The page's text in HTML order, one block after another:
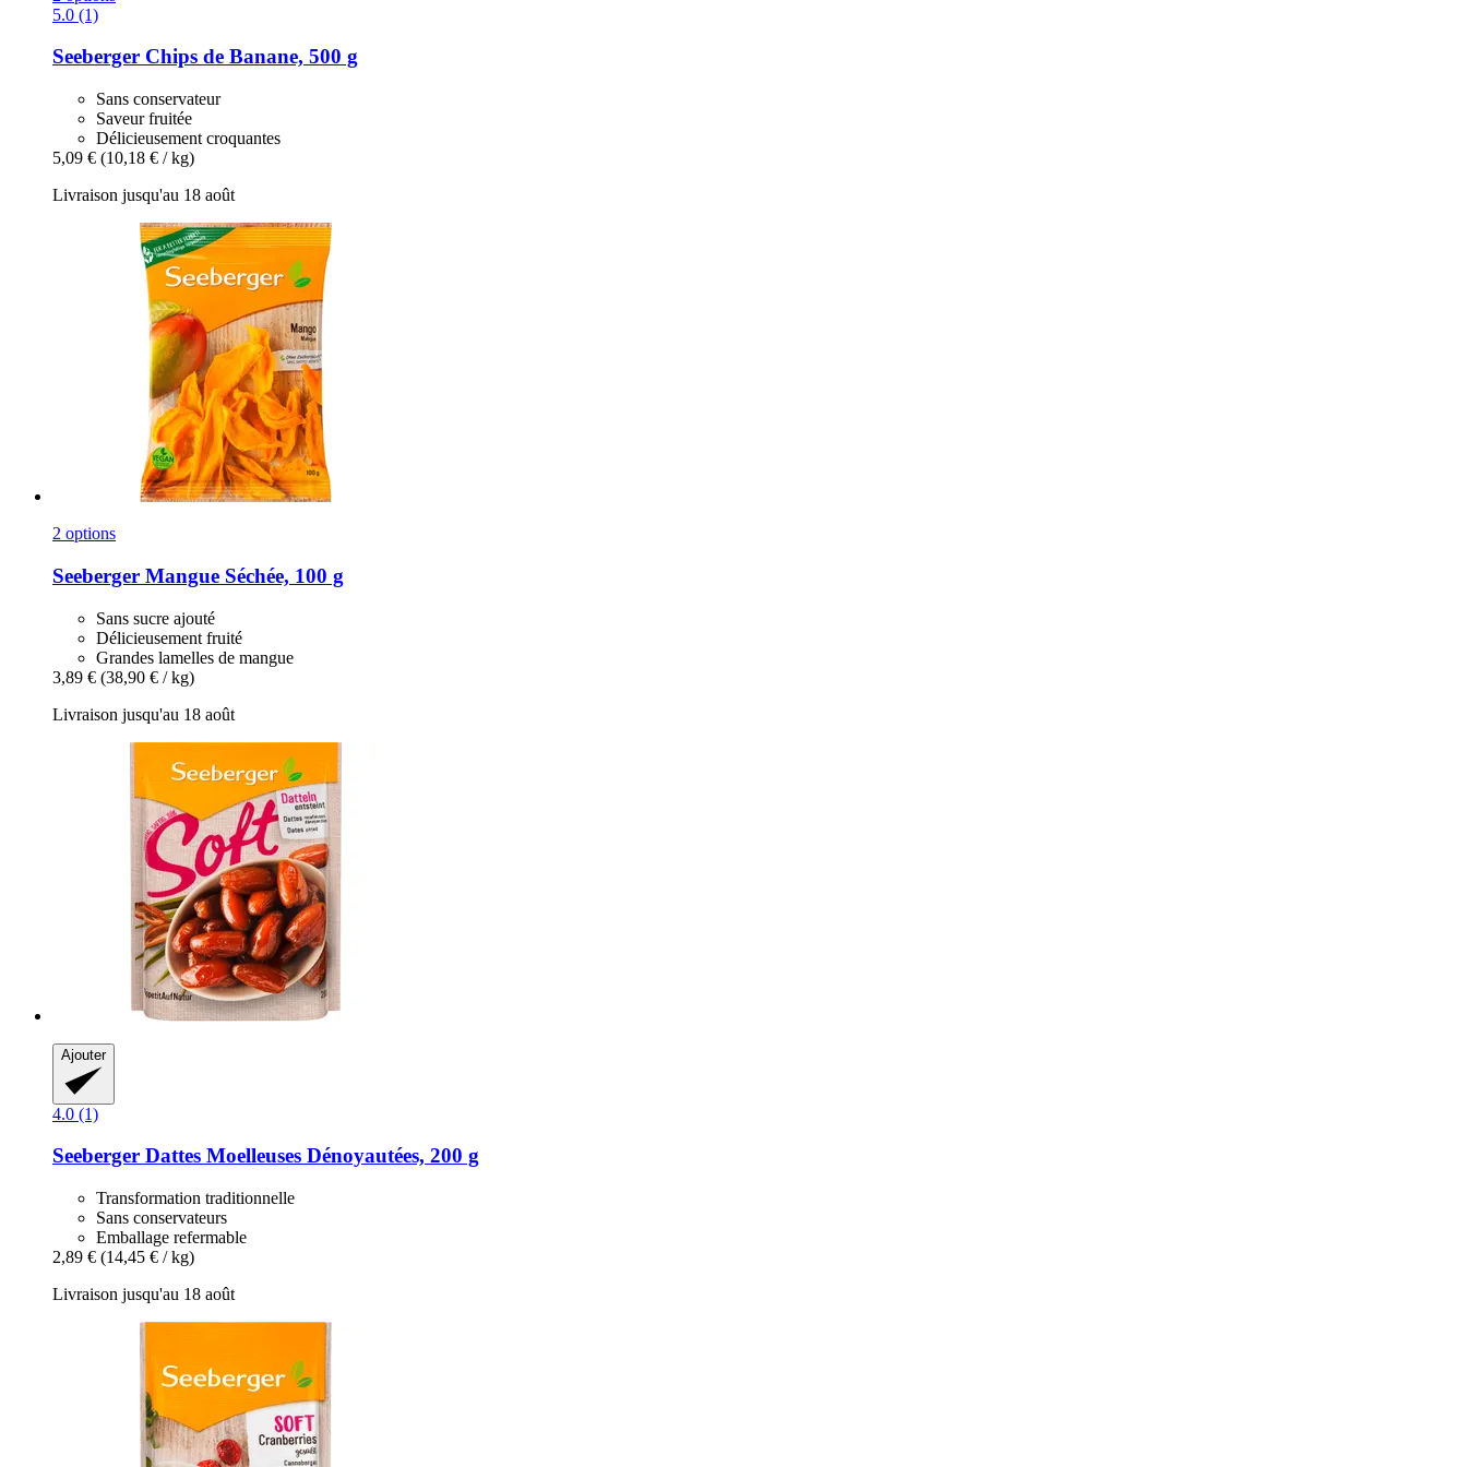
5.0 (1)
Seeberger Chips de Banane, 500 g
Sans conservateur
Saveur fruitée
Délicieusement croquantes
5,09 € (10,18 € / kg)
Livraison jusqu'au 18 août
2 options
Seeberger Mangue Séchée, 100 g
Sans sucre ajouté
Délicieusement fruité
Grandes lamelles de mangue
3,89 € (38,90 € / kg)
Livraison jusqu'au 18 août
Ajouter
4.0 (1)
Seeberger Dattes Moelleuses Dénoyautées, 200 g
Transformation traditionnelle
Sans conservateurs
Emballage refermable
2,89 € (14,45 € / kg)
Livraison jusqu'au 18 août